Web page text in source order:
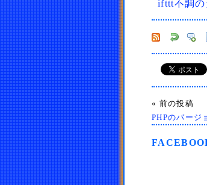
ifttt不調の
« 前の投稿
PHPのバージ